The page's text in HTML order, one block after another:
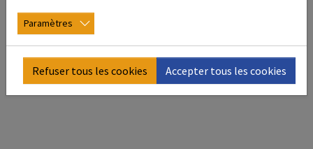
Paramètres
Refuser tous les cookies Accepter tous les cookies